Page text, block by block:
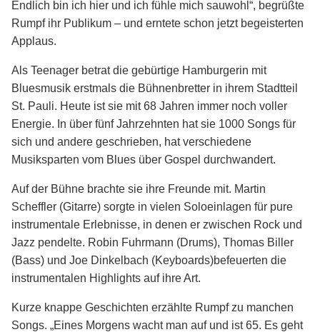
Endlich bin ich hier und ich fühle mich sauwohl“, begrüßte
Rumpf ihr Publikum – und erntete schon jetzt begeisterten
Applaus.
Als Teenager betrat die gebürtige Hamburgerin mit
Bluesmusik erstmals die Bühnenbretter in ihrem Stadtteil
St. Pauli. Heute ist sie mit 68 Jahren immer noch voller
Energie. In über fünf Jahrzehnten hat sie 1000 Songs für
sich und andere geschrieben, hat verschiedene
Musiksparten vom Blues über Gospel durchwandert.
Auf der Bühne brachte sie ihre Freunde mit. Martin
Scheffler (Gitarre) sorgte in vielen Soloeinlagen für pure
instrumentale Erlebnisse, in denen er zwischen Rock und
Jazz pendelte. Robin Fuhrmann (Drums), Thomas Biller
(Bass) und Joe Dinkelbach (Keyboards)befeuerten die
instrumentalen Highlights auf ihre Art.
Kurze knappe Geschichten erzählte Rumpf zu manchen
Songs. „Eines Morgens wacht man auf und ist 65. Es geht